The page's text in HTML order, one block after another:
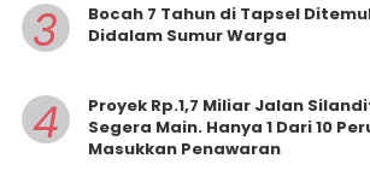
3
Bocah 7 Tahun di Tapsel
Didalam Sumur Warga
4
Proyek Rp.1,7 Miliar Jalan
Segera Main. Hanya 1 Dari 10
Masukkan Penawaran